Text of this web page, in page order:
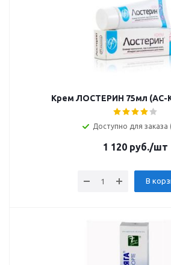
Крем ЛОСТЕРИН 75мл (АС-
Доступно для заказа
1 120 руб./шт
В